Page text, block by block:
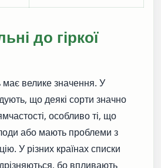
до гіркої
має велике значення. У
що деякі сорти значно
особливо ті, що
або мають проблеми з
У різних країнах списки
бо впливають